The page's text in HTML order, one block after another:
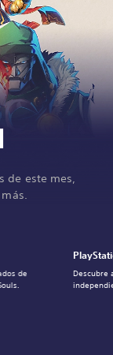
de este mes,
de
Descubre